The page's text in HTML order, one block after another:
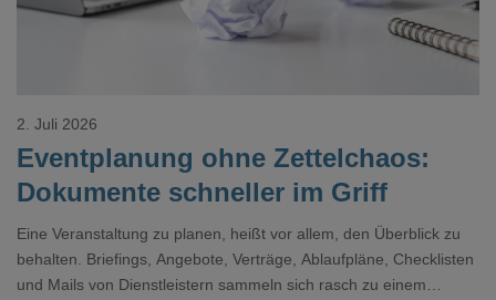
Eventplanung ohne Zettelchaos:
Dokumente schneller im Griff
2. Juli 2026
Eine Veranstaltung zu planen, heißt vor allem, den Überblick zu
behalten. Briefings, Angebote, Verträge, Ablaufpläne, Checklisten
und Mails von Dienstleistern sammeln sich rasch zu einem